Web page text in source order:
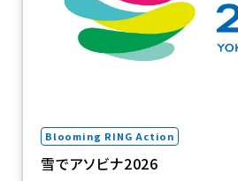
Blooming RING Action
雪でアソビナ2026